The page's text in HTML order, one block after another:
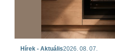
Hírek - Aktuális2026. 08. 07.